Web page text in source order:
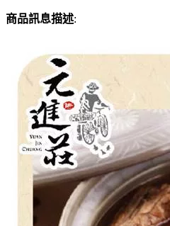
商品訊息描述: